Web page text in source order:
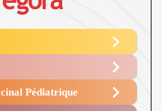
Pédiatrique